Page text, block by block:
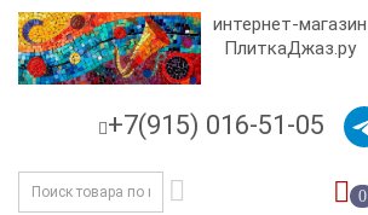
интернет-магазин
ПлиткаДжаз.ру
+7(915) 016-51-05
0